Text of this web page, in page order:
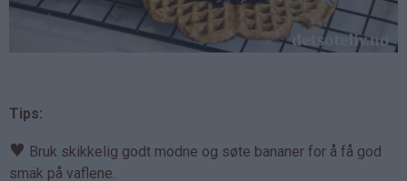
Tips:
♥ Bruk skikkelig godt modne og søte bananer for å få god
smak på vaflene.